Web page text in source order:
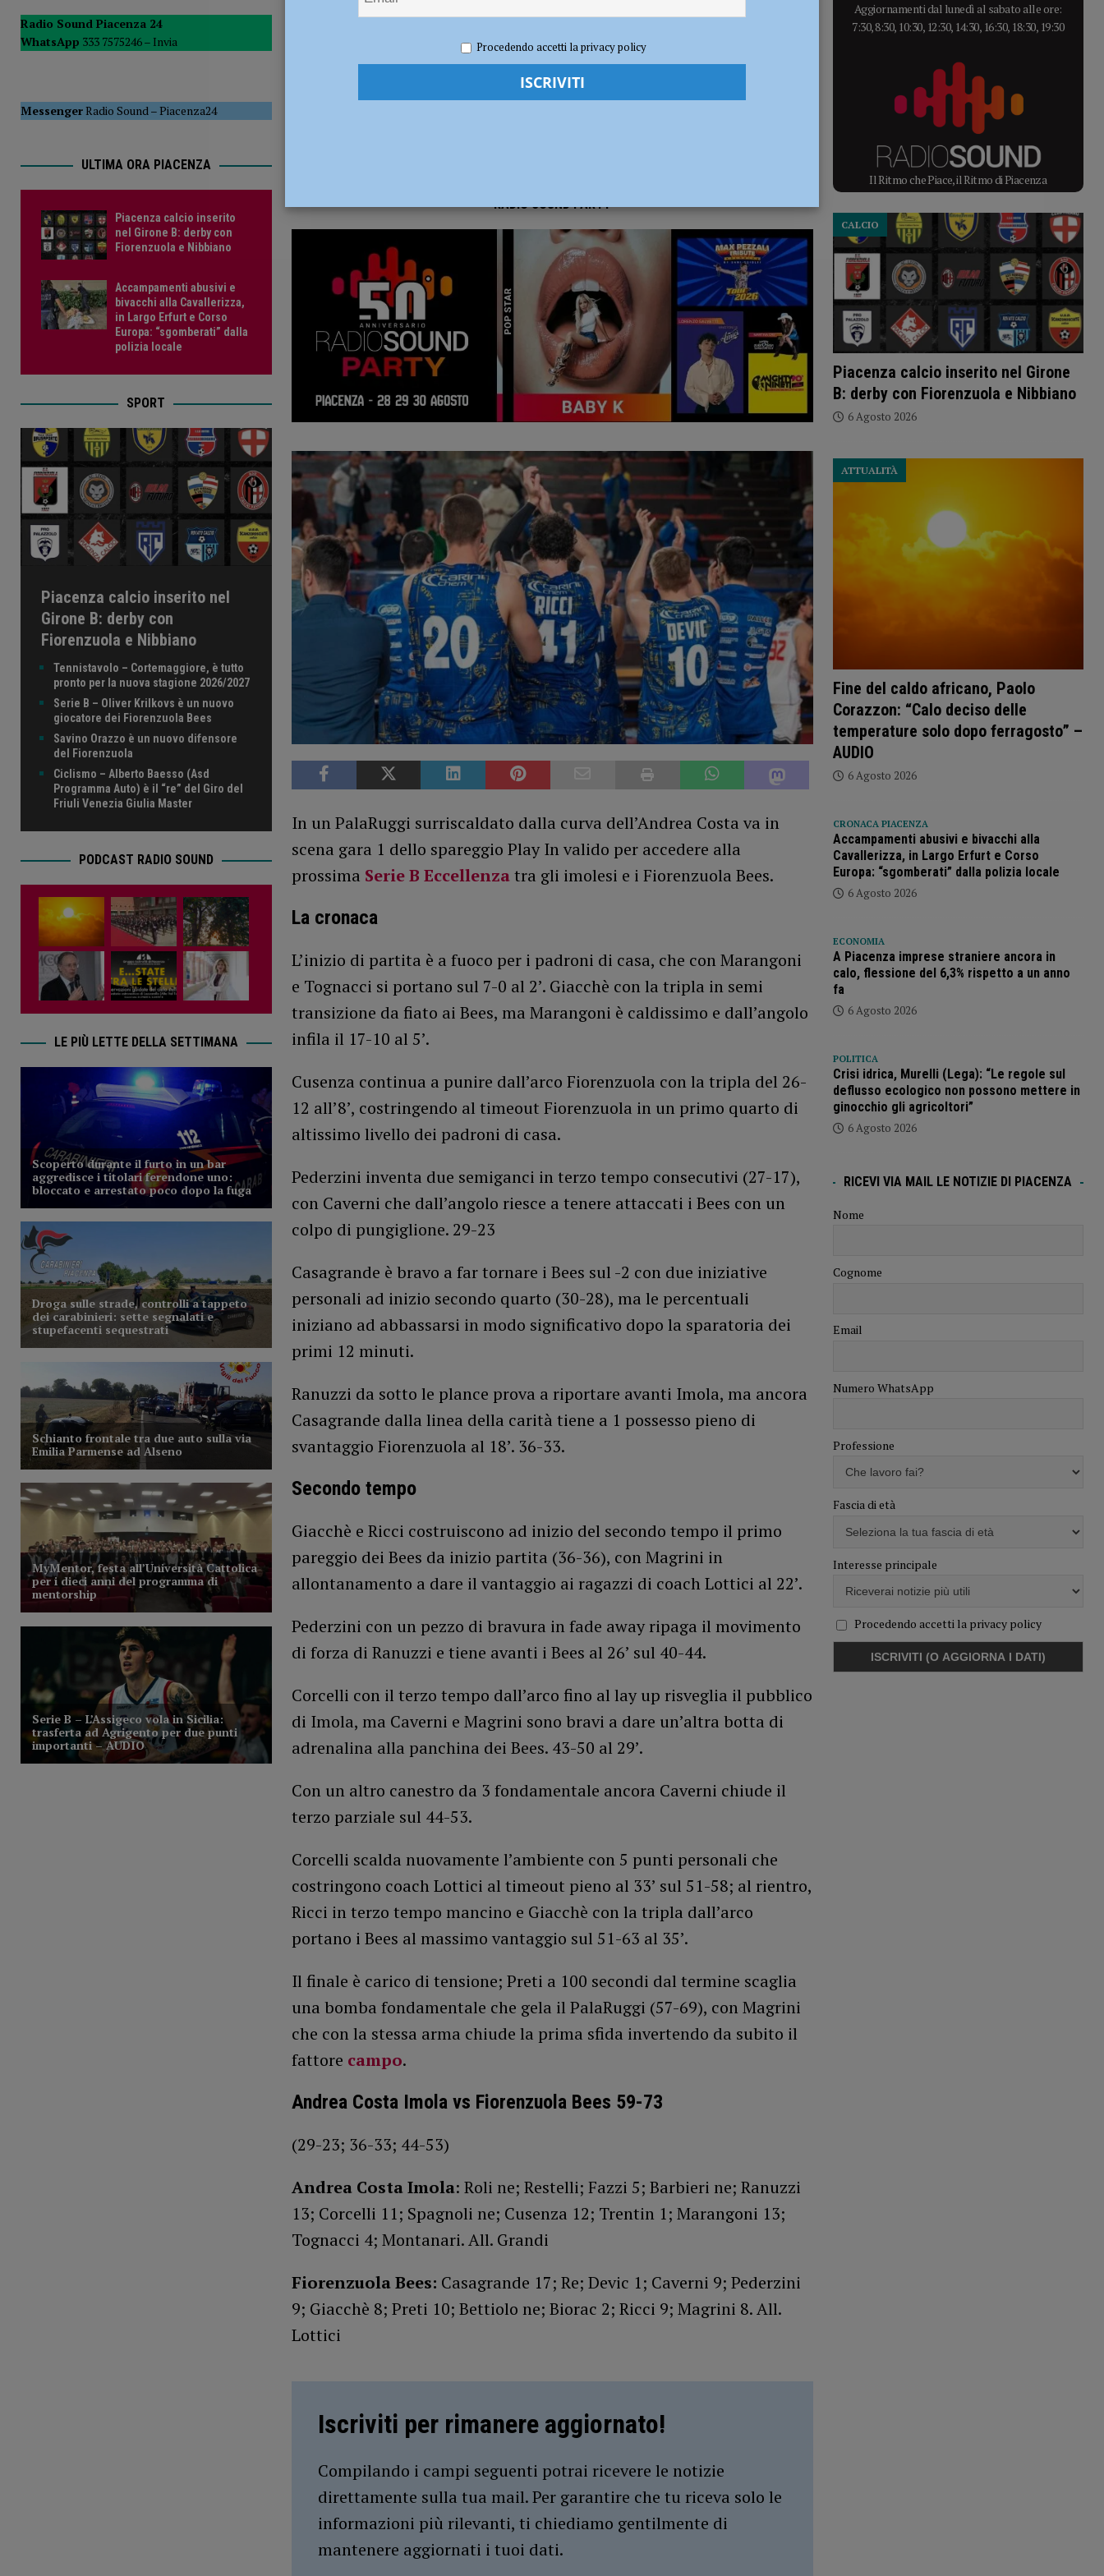
PIACENZA
[ 6 Agosto 2026 ] Scoperto durante il furto in un bar aggredisce i titolari ferendone uno: bloccato e arrestato poco dopo la fuga
[ 6 Agosto 2026 ] Piacenza calcio inserito nel Girone B: derby con Fiorenzuola e Nibbiano CALCIO
RADIO SOUND PARTY
In un PalaRuggi surriscaldato dalla curva dell’Andrea Costa va in
scena gara 1 dello spareggio Play In valido per accedere alla
prossima Serie B Eccellenzatra gli imolesi e i Fiorenzuola Bees.
La cronaca
L’inizio di partita è a fuoco per i padroni di casa, che con Marangoni
e Tognacci si portano sul 7-0 al 2’. Giacchè con la tripla in semi
transizione da fiato ai Bees, ma Marangoni è caldissimo e dall’angolo
infila il 17-10 al 5’.
Cusenza continua a punire dall’arco Fiorenzuola con la tripla del 26-
12 all’8’, costringendo al timeout Fiorenzuola in un primo quarto di
altissimo livello dei padroni di casa.
Pederzini inventa due semiganci in terzo tempo consecutivi (27-17),
con Caverni che dall’angolo riesce a tenere attaccati i Bees con un
colpo di pungiglione. 29-23
Casagrande è bravo a far tornare i Bees sul -2 con due iniziative
personali ad inizio secondo quarto (30-28), ma le percentuali
iniziano ad abbassarsi in modo significativo dopo la sparatoria dei
primi 12 minuti.
Ranuzzi da sotto le plance prova a riportare avanti Imola, ma ancora
Casagrande dalla linea della carità tiene a 1 possesso pieno di
svantaggio Fiorenzuola al 18’. 36-33.
Secondo tempo
Giacchè e Ricci costruiscono ad inizio del secondo tempo il primo
pareggio dei Bees da inizio partita (36-36), con Magrini in
allontanamento a dare il vantaggio ai ragazzi di coach Lottici al 22’.
Pederzini con un pezzo di bravura in fade away ripaga il movimento
di forza di Ranuzzi e tiene avanti i Bees al 26’ sul 40-44.
Corcelli con il terzo tempo dall’arco fino al lay up risveglia il pubblico
di Imola, ma Caverni e Magrini sono bravi a dare un’altra botta di
adrenalina alla panchina dei Bees. 43-50 al 29’.
Con un altro canestro da 3 fondamentale ancora Caverni chiude il
terzo parziale sul 44-53.
Corcelli scalda nuovamente l’ambiente con 5 punti personali che
costringono coach Lottici al timeout pieno al 33’ sul 51-58; al rientro,
Ricci in terzo tempo mancino e Giacchè con la tripla dall’arco
portano i Bees al massimo vantaggio sul 51-63 al 35’.
Il finale è carico di tensione; Preti a 100 secondi dal termine scaglia
una bomba fondamentale che gela il PalaRuggi (57-69), con Magrini
che con la stessa arma chiude la prima sfida invertendo da subito il
fattore campo.
Andrea Costa Imola vs Fiorenzuola Bees 59-73
(29-23; 36-33; 44-53)
Andrea Costa Imola: Roli ne; Restelli; Fazzi 5; Barbieri ne; Ranuzzi
13; Corcelli 11; Spagnoli ne; Cusenza 12; Trentin 1; Marangoni 13;
Tognacci 4; Montanari. All. Grandi
Fiorenzuola Bees: Casagrande 17; Re; Devic 1; Caverni 9; Pederzini
9; Giacchè 8; Preti 10; Bettiolo ne; Biorac 2; Ricci 9; Magrini 8. All.
Lottici
Iscriviti per rimanere aggiornato!
Compilando i campi seguenti potrai ricevere le notizie
direttamente sulla tua mail. Per garantire che tu riceva solo le
informazioni più rilevanti, ti chiediamo gentilmente di
mantenere aggiornati i tuoi dati.
Radio Sound Piacenza 24
WhatsApp 333 7575246 – Invia
MessengerRadio Sound–Piacenza24
ULTIMA ORA PIACENZA
Piacenza calcio inserito
nel Girone B: derby con
Fiorenzuola e Nibbiano
Accampamenti abusivi e
bivacchi alla Cavallerizza,
in Largo Erfurt e Corso
Europa: “sgomberati” dalla
polizia locale
SPORT
Piacenza calcio inserito nel
Girone B: derby con
Fiorenzuola e Nibbiano
Tennistavolo – Cortemaggiore, è tutto
pronto per la nuova stagione 2026/2027
Serie B – Oliver Krilkovs è un nuovo
giocatore dei Fiorenzuola Bees
Savino Orazzo è un nuovo difensore
del Fiorenzuola
Ciclismo – Alberto Baesso (Asd
Programma Auto) è il “re” del Giro del
Friuli Venezia Giulia Master
PODCAST RADIO SOUND
LE PIÙ LETTE DELLA SETTIMANA
Aggiornamenti dal lunedì al sabato alle ore:
7:30, 8:30, 10:30, 12:30, 14:30, 16:30, 18:30, 19:30
Il Ritmo che Piace, il Ritmo di Piacenza
Piacenza calcio inserito nel Girone
B: derby con Fiorenzuola e Nibbiano
CALCIO
6 Agosto 2026
Fine del caldo africano, Paolo
Corazzon: “Calo deciso delle
temperature solo dopo ferragosto” –
AUDIO
ATTUALITÀ
6 Agosto 2026
CRONACA PIACENZA
Accampamenti abusivi e bivacchi alla
Cavallerizza, in Largo Erfurt e Corso
Europa: “sgomberati” dalla polizia locale
6 Agosto 2026
ECONOMIA
A Piacenza imprese straniere ancora in
calo, flessione del 6,3% rispetto a un anno
fa
6 Agosto 2026
POLITICA
Crisi idrica, Murelli (Lega): “Le regole sul
deflusso ecologico non possono mettere in
ginocchio gli agricoltori”
6 Agosto 2026
RICEVI VIA MAIL LE NOTIZIE DI PIACENZA
Nome
Cognome
Email
Numero WhatsApp
Professione
Fascia di età
Interesse principale
Procedendo accetti la privacy policy
Procedendo accetti la privacy policy